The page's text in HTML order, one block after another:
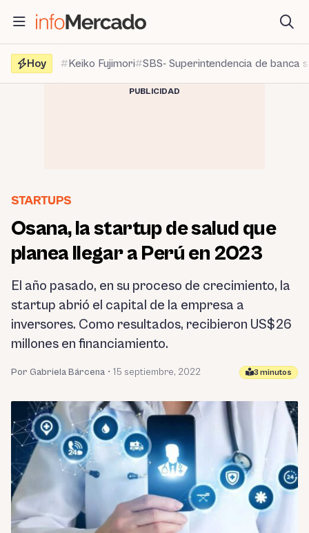
contenido
Hoy
Keiko Fujimori SBS- Superintendencia de banca
PUBLICIDAD
STARTUPS
Osana, la startup de salud que
planea llegar a Perú en 2023
El año pasado, en su proceso de crecimiento, la
startup abrió el capital de la empresa a
inversores. Como resultados, recibieron US$26
millones en financiamiento.
Por Gabriela Bárcena • 15 septiembre, 2022 3 minutos